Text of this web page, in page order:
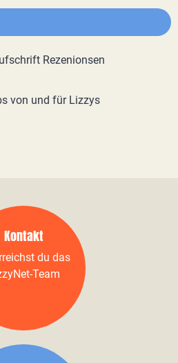
von und für Lizzys
Kontakt
du das
Team